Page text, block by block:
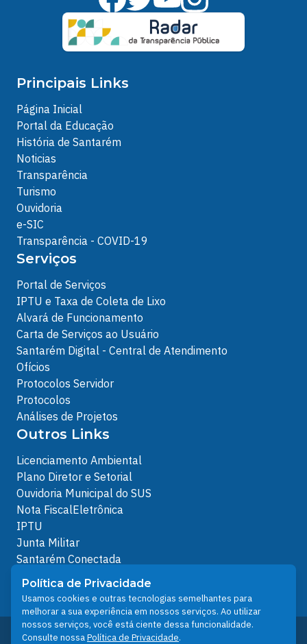
Principais Links
Página Inicial
Portal da Educação
História de Santarém
Noticias
Transparência
Turismo
Ouvidoria
e-SIC
Transparência - COVID-19
Serviços
Portal de Serviços
IPTU e Taxa de Coleta de Lixo
Alvará de Funcionamento
Carta de Serviços ao Usuário
Santarém Digital - Central de Atendimento
Ofícios
Protocolos Servidor
Protocolos
Análises de Projetos
Outros Links
Licenciamento Ambiental
Plano Diretor e Setorial
Ouvidoria Municipal do SUS
Nota FiscalEletrônica
IPTU
Junta Militar
Santarém Conectada
Política de Privacidade
People illustrations by Storyset
Desenvolvido pelo Núcleo Técnico de Gestão de
Política de Privacidade
Usamos cookies e outras tecnologias semelhantes para
melhorar a sua experiência em nossos serviços. Ao utilizar
nossos serviços, você está ciente dessa funcionalidade.
Consulte nossaPolítica de Privacidade.